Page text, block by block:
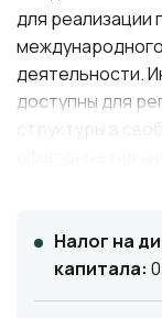
для реализации
деятельности.
доступны для
структуры в
обеспечивает
налоговое
Налог на
капитала: